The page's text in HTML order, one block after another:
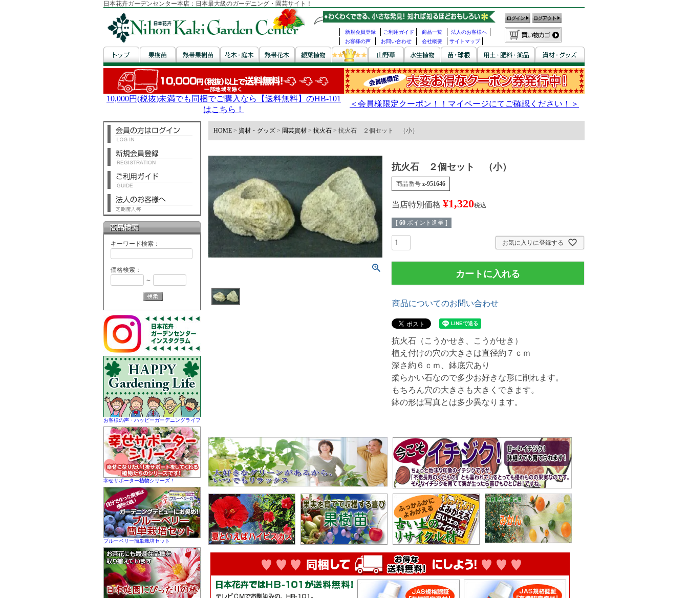
日本花卉ガーデンセンター本店：日本最大級のガーデニング・園芸サイト！
新規会員登録 ご利用ガイド 商品一覧
法人のお客様へ
お客様の声
お問い合わせ 会社概要 サイトマップ
キーワード検索：
価格検索：
～
お客様の声・ハッピーガーデニングライフ
幸せサポーター植物シリーズ！
ブルーベリー簡単栽培セット
HOME 資材・グッズ 園芸資材 抗火石 抗火石 ２個セット （小）
抗火石 ２個セット （小）
商品番号 z-951646
当店特別価格 ¥1,320税込
[ 60 ポイント進呈 ]
お気に入りに登録する
カートに入れる
商品についてのお問い合わせ
抗火石（こうかせき、こうがせき）
植え付けの穴の大きさは直径約７ｃｍ
深さ約６ｃｍ、鉢底穴あり
柔らかい石なので多少お好きな形に削れます。
もちろん穴の大きさも大きくできます。
鉢の形は写真とは多少異なります。